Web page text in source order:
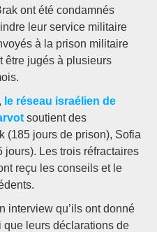
ont été condamnés
leur service militaire
à la prison militaire
être jugés à plusieurs
le réseau israélien de
soutient des
(185 jours de prison), Sofia
jours). Les trois réfractaires
reçu les conseils et le
interview qu’ils ont donné
leurs déclarations de